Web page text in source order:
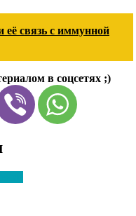
её связь с иммунной
в соцсетях ;)